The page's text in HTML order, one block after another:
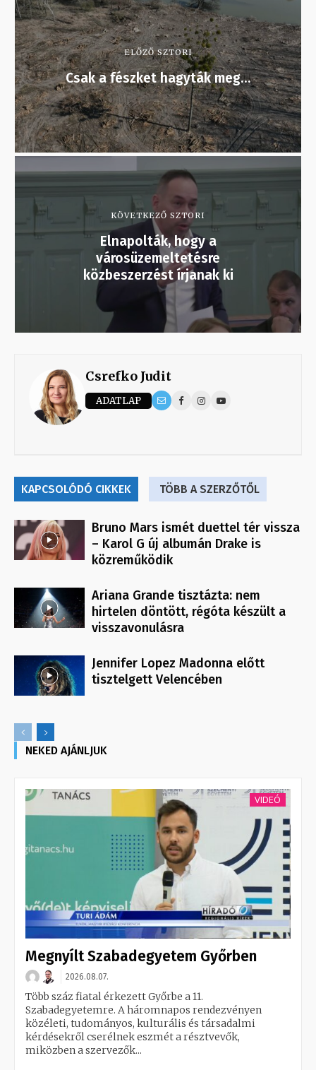
ELŐZŐ SZTORI
Csak a fészket hagyták meg…
KÖVETKEZŐ SZTORI
Elnapolták, hogy a
városüzemeltetésre
közbeszerzést írjanak ki
Csrefko Judit
ADATLAP
KAPCSOLÓDÓ CIKKEK TÖBB A SZERZŐTŐL
Bruno Mars ismét duettel tér vissza
– Karol G új albumán Drake is
közreműködik
Ariana Grande tisztázta: nem
hirtelen döntött, régóta készült a
visszavonulásra
Jennifer Lopez Madonna előtt
tisztelgett Velencében
NEKED AJÁNLJUK
VIDEÓ
Megnyílt Szabadegyetem Győrben
2026.08.07.
Több száz fiatal érkezett Győrbe a 11.
Szabadegyetemre. A háromnapos rendezvényen
közéleti, tudományos, kulturális és társadalmi
kérdésekről cserélnek eszmét a résztvevők,
miközben a szervezők...